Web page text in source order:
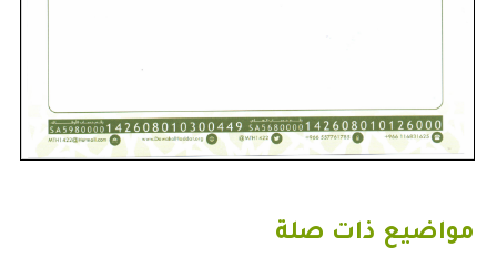
مواضيع ذات صلة